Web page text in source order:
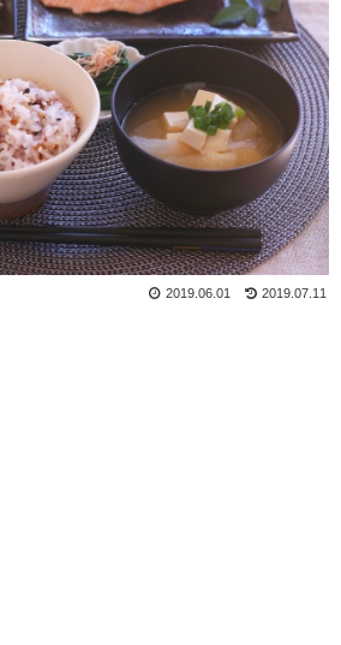
2019.07.11
2019.06.01